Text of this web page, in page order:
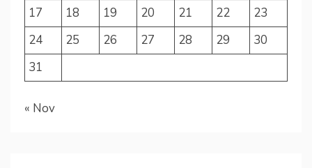
17
18 19 20 21 22
23
24
25 26 27 28 29
30
31
« Nov